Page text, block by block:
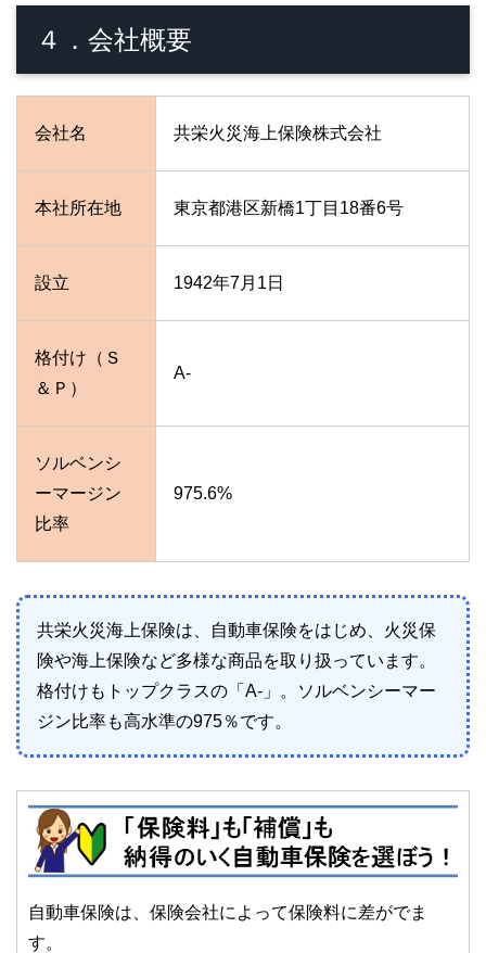
４．会社概要
会社名 共栄火災海上保険株式会社
本社所在地 東京都港区新橋1丁目18番6号
設立 1942年7月1日
格付け（Ｓ
＆Ｐ）
A-
ソルベンシ
ーマージン
比率
975.6%
共栄火災海上保険は、自動車保険をはじめ、火災保
険や海上保険など多様な商品を取り扱っています。
格付けもトップクラスの「 A-」。ソルベンシーマー
ジン比率も高水準の975％です。
自動車保険は、保険会社によって保険料に差がでま
す。